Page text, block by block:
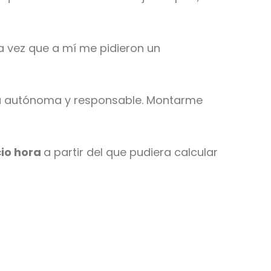
vez que a mí me pidieron un
y responsable. Montarme
hora a partir del que pudiera calcular